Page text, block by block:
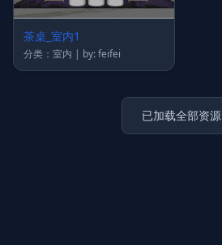
茶桌_室内1
分类：室内 | by: feifei
已加载全部资源